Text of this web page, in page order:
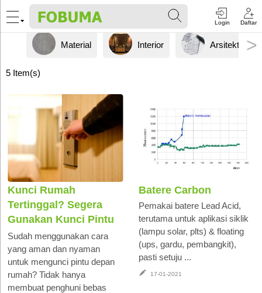
Login Daftar
>
Material Interior Arsitektur
5 Item(s)
Kunci Rumah
Tertinggal? Segera
Gunakan Kunci Pintu
Digital
Sudah menggunakan cara
yang aman dan nyaman
untuk mengunci pintu depan
rumah? Tidak hanya
membuat penghuni bebas
Batere Carbon
Pemakai batere Lead Acid,
terutama untuk aplikasi siklik
(lampu solar, plts) & floating
(ups, gardu, pembangkit),
pasti setuju ...
17-01-2021